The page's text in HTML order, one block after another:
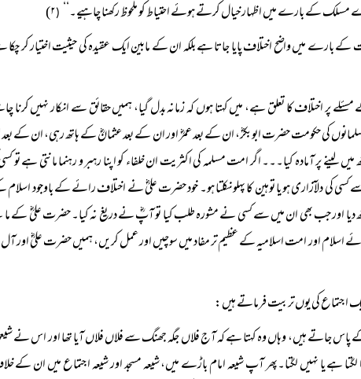
کے بارے میں اظہار خیال کرتے ہوئے احتیاط کو ملحوظ رکھنا چاہیے۔‘‘ (۲)
کے بارے میں واضح اختلاف پایا جاتا ہے بلکہ ان کے مابین ایک عقیدہ کی حیثیت اختیار
پر اختلاف کا تعلق ہے، میں کہتا ہوں کہ زمانہ بدل گیا، ہمیں حقائق سے انکار نہیں
کی حکومت حضرت ابوبکرؓ، ان کے بعد عمرؓ اور ان کے بعد عثمانؓ کے ہاتھ رہی، ان کے
لینے پر آمادہ کیا۔۔۔ اگر امت مسلمہ کی اکثریت ان خلفاء کو اپنا رہبر و رہنما مانتی ہے
کی دلآزاری ہو یا توہین کا پہلو نکلتا ہو۔ خود حضرت علیؓ نے اختلاف رائے کے باوجود اسلام
دیا اور جب بھی ان میں سے کسی نے مشورہ طلب کیا تو آپؓ نے دریغ نہ کیا۔ حضرت علیؓ کے
اسلام اور امت اسلامیہ کے عظیم تر مفاد میں سوچیں اور عمل کریں، ہمیں حضرت علیؓ اور
اجتماع کی یوں تربیت فرماتے ہیں:
پاس جاتے ہیں، وہاں وہ کہتا ہے کہ آج فلاں جگہ جھنگ سے فلاں فلاں آیا تھا اور اس
ہے یا نہیں لگتا۔پھر آپ شیعہ امام باڑے میں، شیعہ مسجد اور شیعہ اجتماع میں ان کے